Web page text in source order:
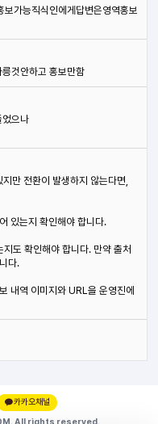
가능직식인에게답변은영역홍보
것안하고 홍보만함
으나
만 전환이 발생하지 않는다면,
있는지 확인해야 합니다.
도 확인해야 합니다. 만약 출처
다.
내역 이미지와 URL을 운영진에
카카오채널
All rights reserved.